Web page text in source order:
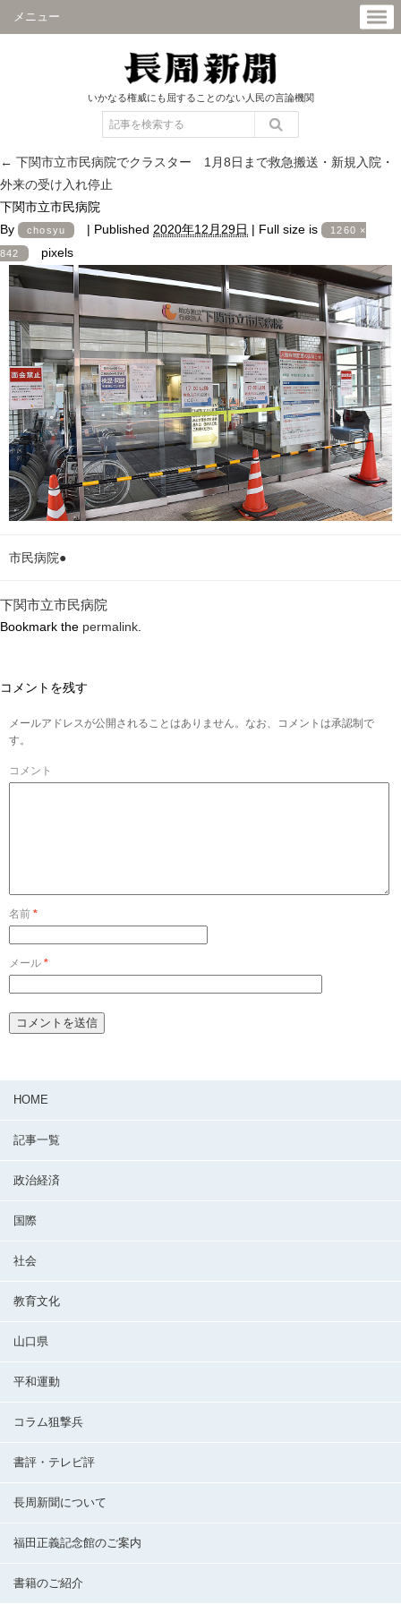
メニュー
いかなる権威にも屈することのない人民の言論機関
← 下関市立市民病院でクラスター 1月8日まで救急搬送・新規入院・
外来の受け入れ停止
下関市立市民病院
By
chosyu | Published 2020年12月29日 | Full size is 1260 ×
842 pixels
市民病院●
下関市立市民病院
Bookmark the permalink
コメントを残す
メールアドレスが公開されることはありません。なお、コメントは承認制で
す。
コメント
名前 *
メール *
HOME
記事一覧
政治経済
国際
社会
教育文化
山口県
平和運動
コラム狙撃兵
書評・テレビ評
長周新聞について
福田正義記念館のご案内
書籍のご紹介